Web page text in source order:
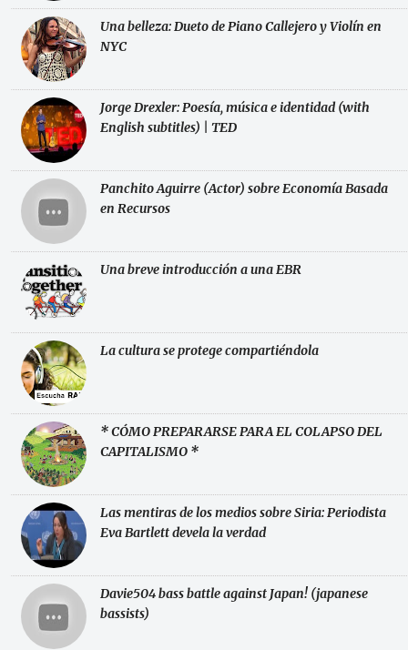
Una belleza: Dueto de Piano Callejero y Violín en
NYC
Jorge Drexler: Poesía, música e identidad (with
English subtitles) | TED
Panchito Aguirre (Actor) sobre Economía Basada
en Recursos
Una breve introducción a una EBR
La cultura se protege compartiéndola
* CÓMO PREPARARSE PARA EL COLAPSO DEL
CAPITALISMO *
Las mentiras de los medios sobre Siria: Periodista
Eva Bartlett devela la verdad
Davie504 bass battle against Japan! (japanese
bassists)